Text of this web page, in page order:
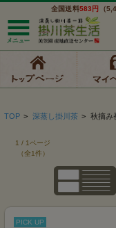
全国送料583円 （
TOP > 深蒸し掛川茶 > 秋摘み
1 / 1ページ
（全1件）
PICK UP